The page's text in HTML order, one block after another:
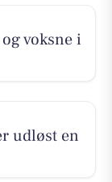
voksne i
udløst en